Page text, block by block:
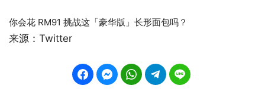
你会花 RM91 挑战这「豪华版」长形面包吗？
来源：Twitter